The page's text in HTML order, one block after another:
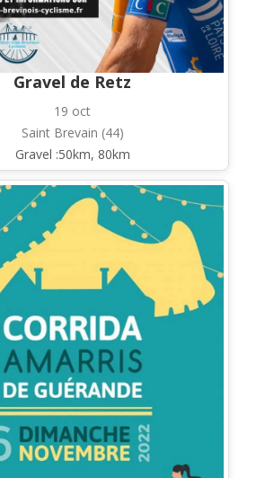
Gravel de Retz
19 oct
Saint Brevain (44)
Gravel :50km, 80km